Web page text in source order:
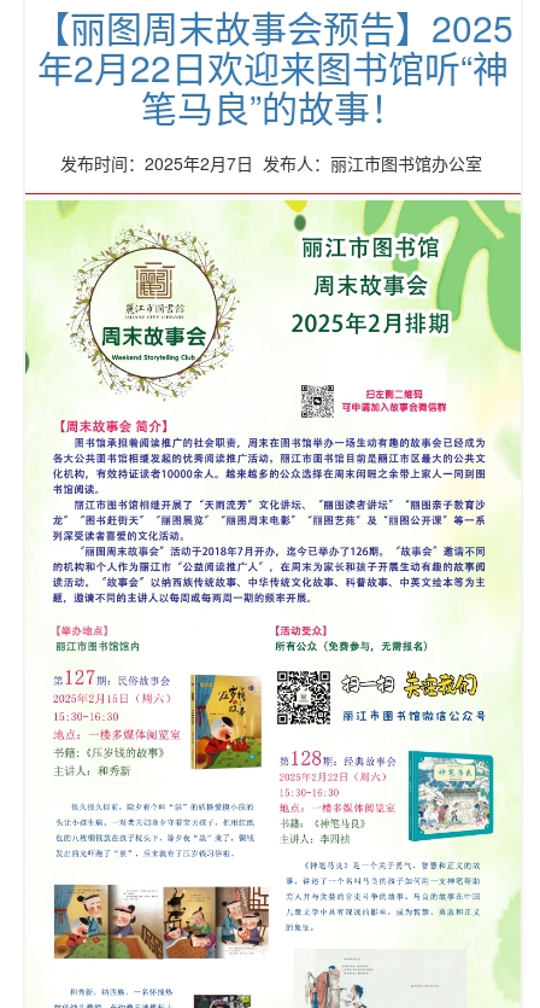
【丽图周末故事会预告】2025
年2月22日欢迎来图书馆听“神
笔马良”的故事！
发布时间：2025年2月7日 发布人：丽江市图书馆办公室